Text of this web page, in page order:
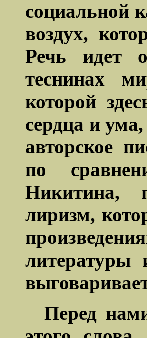
социальной
воздух,
Речь идет
теснинах
которой
сердца и
авторское
по
Никитина,
лиризм,
литературы
Перед